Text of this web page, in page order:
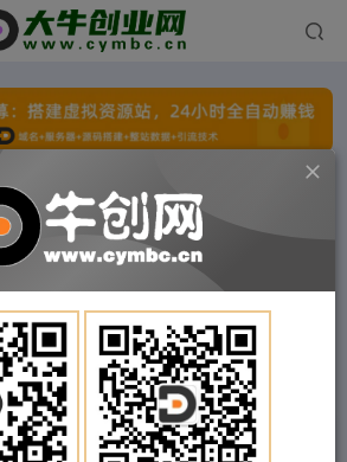
每日收入300+
租 文字广告火爆招租
文字广告火爆招租
文字广告火爆招租
正文
原创，解决项目拆解赛道难过原